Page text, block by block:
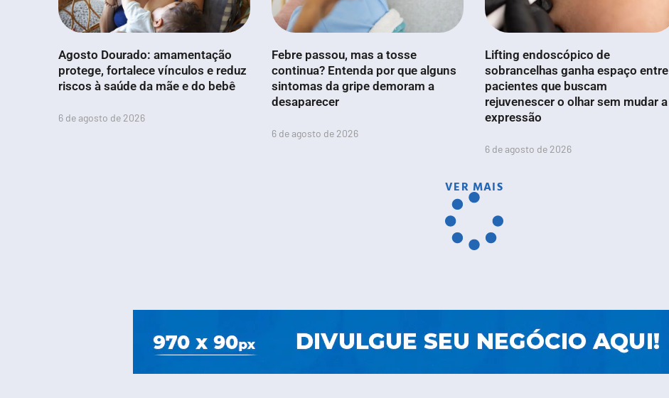
Agosto Dourado: amamentação
protege, fortalece vínculos e reduz
riscos à saúde da mãe e do bebê
6 de agosto de 2026
Febre passou, mas a tosse
continua? Entenda por que alguns
sintomas da gripe demoram a
desaparecer
6 de agosto de 2026
Lifting endoscópico de
sobrancelhas ganha espaço entre
pacientes que buscam
rejuvenescer o olhar sem mudar a
expressão
6 de agosto de 2026
VER MAIS